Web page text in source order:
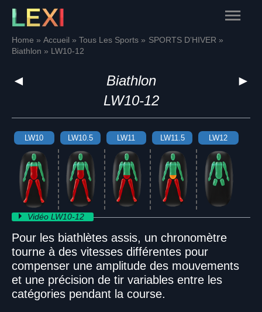
Skip
content
Main
Menu
Home Accueil Tous Les Sports
SPORTS D’HIVER
Biathlon
LW10-12
◄ ►
Biathlon
LW10-12
LW10 LW10.5 LW11 LW11.5 LW12
Vidéo LW10-12
Pour les biathlètes assis, un chronomètre
tourne à des vitesses différentes pour
compenser une amplitude des mouvements
et une précision de tir variables entre les
catégories pendant la course.